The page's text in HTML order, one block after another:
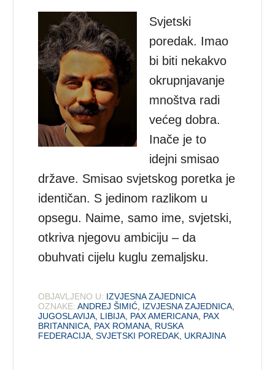
Svjetski
poredak. Imao
bi biti nekakvo
okrupnjavanje
mnoštva radi
većeg dobra.
Inače je to
idejni smisao
države. Smisao svjetskog poretka je
identičan. S jedinom razlikom u
opsegu. Naime, samo ime, svjetski,
otkriva njegovu ambiciju – da
obuhvati cijelu kuglu zemaljsku.
OBJAVLJENO U: IZVJESNA ZAJEDNICA
OZNAKE: ANDREJ ŠIMIĆ IZVJESNA ZAJEDNICA
JUGOSLAVIJA LIBIJA PAX AMERICANA PAX
BRITANNICA PAX ROMANA RUSKA
FEDERACIJA ,SVJETSKI POREDAK UKRAJINA